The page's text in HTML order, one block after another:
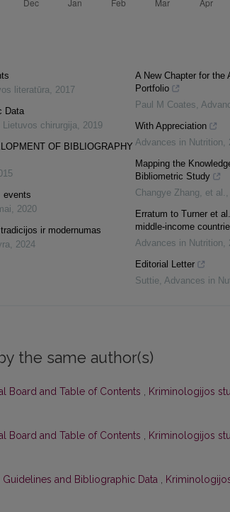
literatūra, 2017
Data
Lietuvos chirurgija, 2019
OF BIBLIOGRAPHY
events
, 2020
ir modernumas
, 2024
A New Chapter for the
Portfolio
Paul M Coates,
With Appreciation
Advances in Nutrition,
Mapping the
Bibliometric Study
Changye Zhang, et al. ,
Erratum to Turner et
middle-income
Advances in Nutrition,
Editorial Letter
Suttie, Advances in
the same author(s)
Board and Table of Contents , Kriminologijos
Board and Table of Contents , Kriminologijos
Guidelines and Bibliographic Data ,